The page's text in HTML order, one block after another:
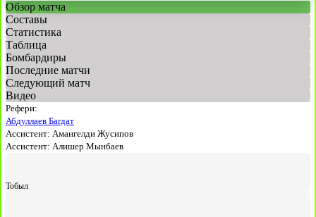
Обзор матча
Составы
Статистика
Таблица
Бомбардиры
Последние матчи
Следующий матч
Видео
Рефери:
Абдуллаев Багдат
Ассистент: Амангелди Жусипов
Ассистент: Алишер Мынбаев
Тобыл